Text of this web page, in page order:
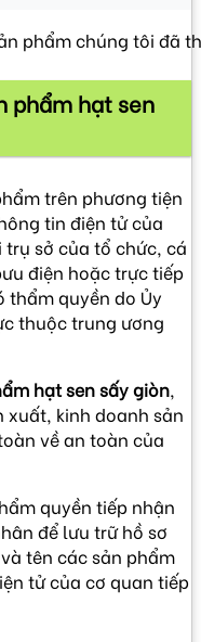
phẩm chúng tôi đã
phẩm hạt sen
trên phương tiện
tin điện tử của
sở của tổ chức, cá
điện hoặc trực tiếp
thẩm quyền do Ủy
thuộc trung ương
hạt sen sấy giòn,
xuất, kinh doanh sản
về an toàn của
quyền tiếp nhận
để lưu trữ hồ sơ
tên các sản phẩm
tử của cơ quan tiếp